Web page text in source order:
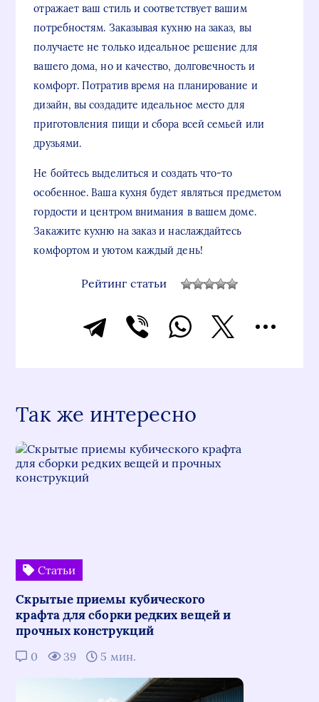
отражает ваш стиль и соответствует вашим
потребностям. Заказывая кухню на заказ, вы
получаете не только идеальное решение для
вашего дома, но и качество, долговечность и
комфорт. Потратив время на планирование и
дизайн, вы создадите идеальное место для
приготовления пищи и сбора всей семьей или
друзьями.
Не бойтесь выделиться и создать что-то
особенное. Ваша кухня будет являться предметом
гордости и центром внимания в вашем доме.
Закажите кухню на заказ и наслаждайтесь
комфортом и уютом каждый день!
Рейтинг статьи
Так же интересно
Статьи
Скрытые приемы кубического
крафта для сборки редких вещей и
прочных конструкций
0 39 5 мин.